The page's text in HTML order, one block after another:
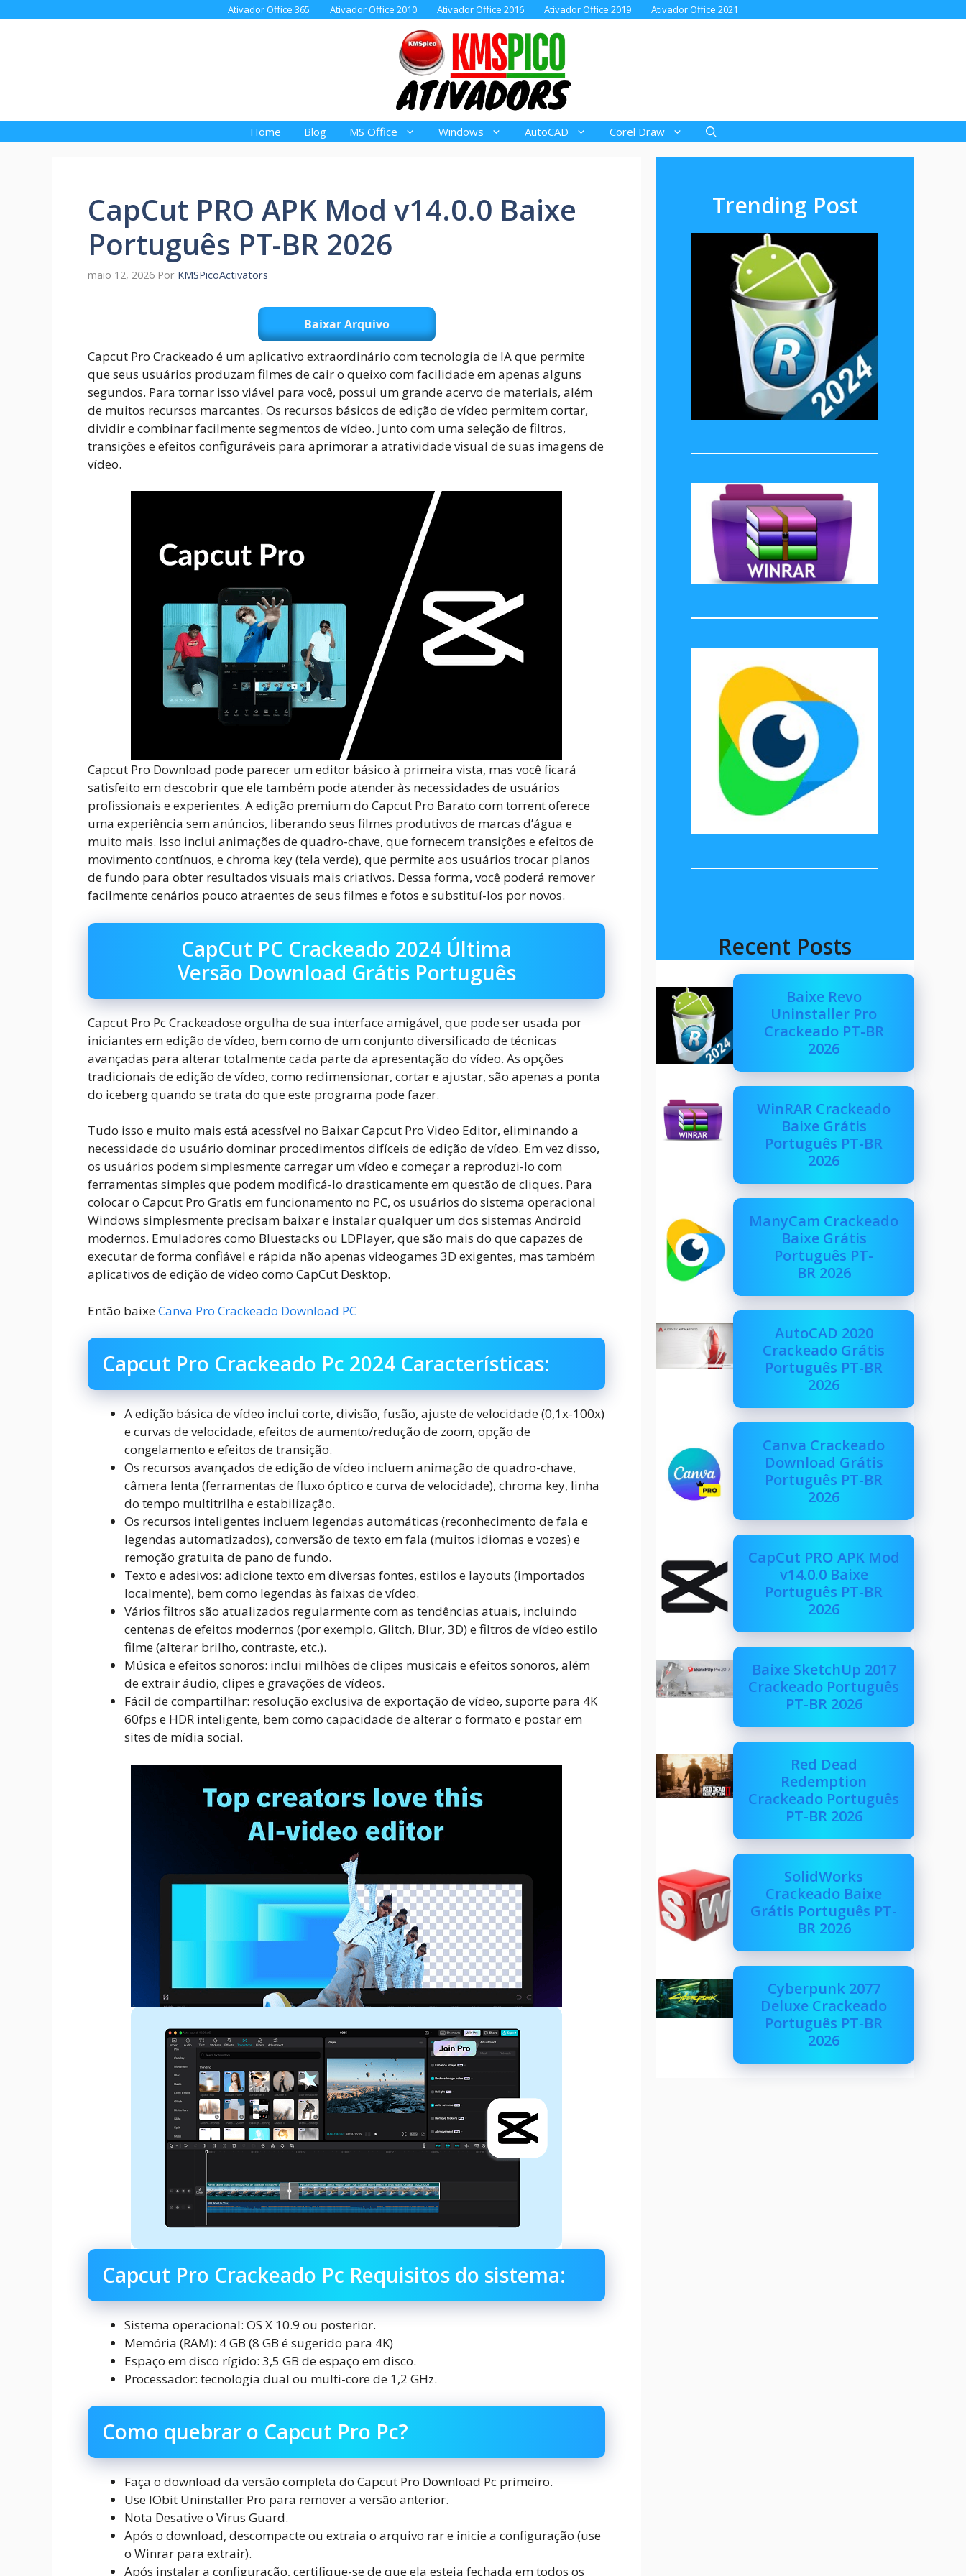
Ativador Office 365 Ativador Office 2010 Ativador Office 2016 Ativador Office 2019 Ativador Office 2021
Home Blog MS Office Windows AutoCAD Corel Draw
CapCut PRO APK Mod v14.0.0 Baixe
Português PT-BR 2026
maio 12, 2026 Por KMSPicoActivators
Baixar Arquivo
Capcut Pro Crackeado é um aplicativo extraordinário com tecnologia de IA que permite
que seus usuários produzam filmes de cair o queixo com facilidade em apenas alguns
segundos. Para tornar isso viável para você, possui um grande acervo de materiais, além
de muitos recursos marcantes. Os recursos básicos de edição de vídeo permitem cortar,
dividir e combinar facilmente segmentos de vídeo. Junto com uma seleção de filtros,
transições e efeitos configuráveis ​​para aprimorar a atratividade visual de suas imagens de
vídeo.
Capcut Pro Download pode parecer um editor básico à primeira vista, mas você ficará
satisfeito em descobrir que ele também pode atender às necessidades de usuários
profissionais e experientes. A edição premium do Capcut Pro Barato com torrent oferece
uma experiência sem anúncios, liberando seus filmes produtivos de marcas d’água e
muito mais. Isso inclui animações de quadro-chave, que fornecem transições e efeitos de
movimento contínuos, e chroma key (tela verde), que permite aos usuários trocar planos
de fundo para obter resultados visuais mais criativos. Dessa forma, você poderá remover
facilmente cenários pouco atraentes de seus filmes e fotos e substituí-los por novos.
CapCut PC Crackeado 2024 Última
Versão Download Grátis Português
Capcut Pro Pc Crackeadose orgulha de sua interface amigável, que pode ser usada por
iniciantes em edição de vídeo, bem como de um conjunto diversificado de técnicas
avançadas para alterar totalmente cada parte da apresentação do vídeo. As opções
tradicionais de edição de vídeo, como redimensionar, cortar e ajustar, são apenas a ponta
do iceberg quando se trata do que este programa pode fazer.
Tudo isso e muito mais está acessível no Baixar Capcut Pro Video Editor, eliminando a
necessidade do usuário dominar procedimentos difíceis de edição de vídeo. Em vez disso,
os usuários podem simplesmente carregar um vídeo e começar a reproduzi-lo com
ferramentas simples que podem modificá-lo drasticamente em questão de cliques. Para
colocar o Capcut Pro Gratis em funcionamento no PC, os usuários do sistema operacional
Windows simplesmente precisam baixar e instalar qualquer um dos sistemas Android
modernos. Emuladores como Bluestacks ou LDPlayer, que são mais do que capazes de
executar de forma confiável e rápida não apenas videogames 3D exigentes, mas também
aplicativos de edição de vídeo como CapCut Desktop.
Então baixeCanva Pro Crackeado Download PC
Capcut Pro Crackeado Pc 2024 Características:
A edição básica de vídeo inclui corte, divisão, fusão, ajuste de velocidade (0,1x-100x)
e curvas de velocidade, efeitos de aumento/redução de zoom, opção de
congelamento e efeitos de transição.
Os recursos avançados de edição de vídeo incluem animação de quadro-chave,
câmera lenta (ferramentas de fluxo óptico e curva de velocidade), chroma key, linha
do tempo multitrilha e estabilização.
Os recursos inteligentes incluem legendas automáticas (reconhecimento de fala e
legendas automatizados), conversão de texto em fala (muitos idiomas e vozes) e
remoção gratuita de pano de fundo.
Texto e adesivos: adicione texto em diversas fontes, estilos e layouts (importados
localmente), bem como legendas às faixas de vídeo.
Vários filtros são atualizados regularmente com as tendências atuais, incluindo
centenas de efeitos modernos (por exemplo, Glitch, Blur, 3D) e filtros de vídeo estilo
filme (alterar brilho, contraste, etc.).
Música e efeitos sonoros: inclui milhões de clipes musicais e efeitos sonoros, além
de extrair áudio, clipes e gravações de vídeos.
Fácil de compartilhar: resolução exclusiva de exportação de vídeo, suporte para 4K
60fps e HDR inteligente, bem como capacidade de alterar o formato e postar em
sites de mídia social.
Capcut Pro Crackeado Pc Requisitos do sistema:
Sistema operacional: OS X 10.9 ou posterior.
Memória (RAM): 4 GB (8 GB é sugerido para 4K)
Espaço em disco rígido: 3,5 GB de espaço em disco.
Processador: tecnologia dual ou multi-core de 1,2 GHz.
Como quebrar o Capcut Pro Pc?
Faça o download da versão completa do Capcut Pro Download Pc primeiro.
Use IObit Uninstaller Pro para remover a versão anterior.
Nota Desative o Virus Guard.
Após o download, descompacte ou extraia o arquivo rar e inicie a configuração (use
o Winrar para extrair).
Após instalar a configuração, certifique-se de que ela esteja fechada em todos os
Trending Post
Recent Posts
Baixe Revo
Uninstaller Pro
Crackeado PT-BR
2026
WinRAR Crackeado
Baixe Grátis
Português PT-BR
2026
ManyCam Crackeado
Baixe Grátis
Português PT-
BR 2026
AutoCAD 2020
Crackeado Grátis
Português PT-BR
2026
Canva Crackeado
Download Grátis
Português PT-BR
2026
CapCut PRO APK Mod
v14.0.0 Baixe
Português PT-BR
2026
Baixe SketchUp 2017
Crackeado Português
PT-BR 2026
Red Dead
Redemption
Crackeado Português
PT-BR 2026
SolidWorks
Crackeado Baixe
Grátis Português PT-
BR 2026
Cyberpunk 2077
Deluxe Crackeado
Português PT-BR
2026